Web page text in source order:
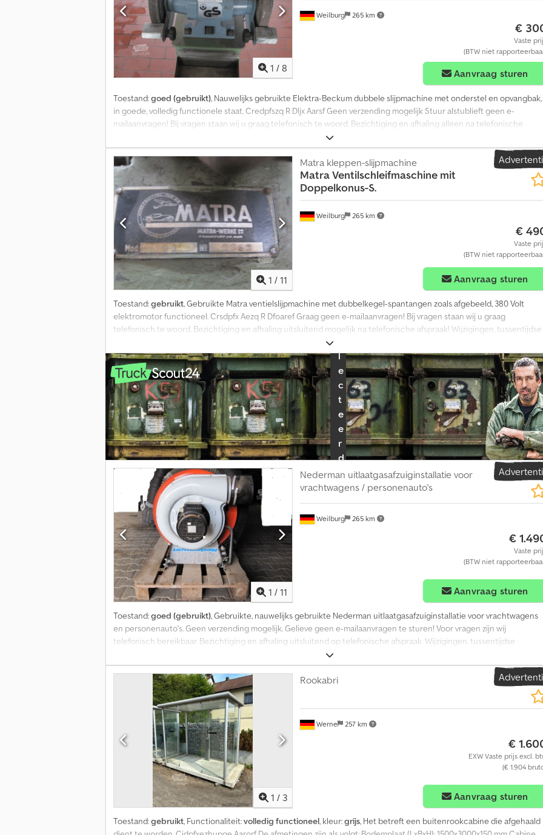
1 / 8
Weilburg 265 km
€
Vaste
(BTW niet
Aanvraag sturen
Toestand:goed (gebruikt), Nauwelijks gebruikte Elektra-Beckum dubbele slijpmachine met onderstel en opvangbak,
in goede, volledig functionele staat. Credpfszq R Dljx Aarsf Geen verzending mogelijk Stuur alstublieft geen e-
mailaanvragen! Bij vragen staan wij u graag telefonisch te woord. Bezichtiging en afhaling alleen na telefonische
afspraak mogelijk! Wijzigingen, tussentijdse verkoop en fouten voorbehouden.
1 / 11
Weilburg 265 km
Matra kleppen-slijpmachine
MatraVentilschleifmaschine mit
Doppelkonus-S.
€
Vaste
(BTW niet
Aanvraag sturen
Toestand:gebruikt, Gebruikte Matra ventielslijpmachine met dubbelkegel-spantangen zoals afgebeeld, 380 Volt
elektromotor functioneel. Crsdpfx Aezq R Dfoaref Graag geen e-mailaanvragen! Bij vragen staan wij u graag
telefonisch te woord. Bezichtiging en afhaling uitsluitend mogelijk na telefonische afspraak! Wijzigingen, tussentijdse
n
­
r
e
s
e
r
d
e
p
.
S
l
e
c
t
e
e
r
d
e
a
l
e
t
I
d
i
d
1 / 11
Weilburg 265 km
Nederman uitlaatgasafzuiginstallatie voor
vrachtwagens / personenauto's
€
Vaste
(BTW niet
Aanvraag sturen
Toestand:goed (gebruikt), Gebruikte, nauwelijks gebruikte Nederman uitlaatgasafzuiginstallatie voor vrachtwagens
en personenauto's. Geen verzending mogelijk. Gelieve geen e-mailaanvragen te sturen! Voor vragen zijn wij
telefonisch bereikbaar. Bezichtiging en afhaling uitsluitend op telefonische afspraak. Wijzigingen, tussentijdse
verkoop en vergissingen voorbehouden. Codpfxszq R A Is Aarsrf
1 / 3
Werne 257 km
Rookabri
€
EXW Vaste prijs excl.
(€ 1.904
Aanvraag sturen
Toestand:gebruikt, Functionaliteit:volledig functioneel, kleur:grijs, Het betreft een buitenrookcabine die afgehaald